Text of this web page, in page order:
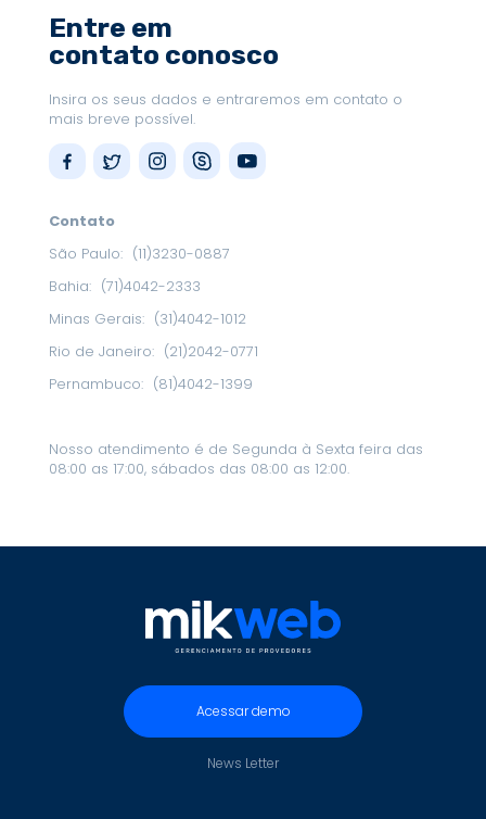
Entre em
contato conosco
Insira os seus dados e entraremos em contato o
mais breve possível.
Contato
São Paulo: (11)3230-0887
Bahia: (71)4042-2333
Minas Gerais: (31)4042-1012
Rio de Janeiro: (21)2042-0771
Pernambuco: (81)4042-1399
Nosso atendimento é de Segunda à Sexta feira das
08:00 as 17:00, sábados das 08:00 as 12:00.
Acessar demo
News Letter